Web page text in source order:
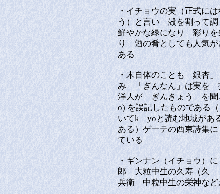
・イチョウの実（正式に
う）と言い 殻を割って
鮮やかな緑になり 彩り
り 酒の肴としても人気
ある
・木自体のことも「銀杏
み 「ぎんなん」は実を
洋人が「ぎんきょう」を
o) を誤記したものである
いてk yoと読む地域があ
ある）ゲーテの西東詩
ている
・ギンナン（イチョウ）
郎 大粒中生の久寿（久
兵衛 中粒中生の栄神な